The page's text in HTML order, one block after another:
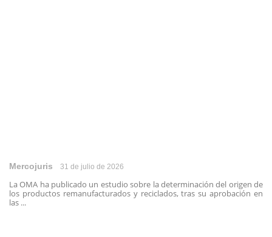
Mercojuris 31 de julio de 2026
La OMA ha publicado un estudio sobre la determinación del origen de
los productos remanufacturados y reciclados, tras su aprobación en
las ...